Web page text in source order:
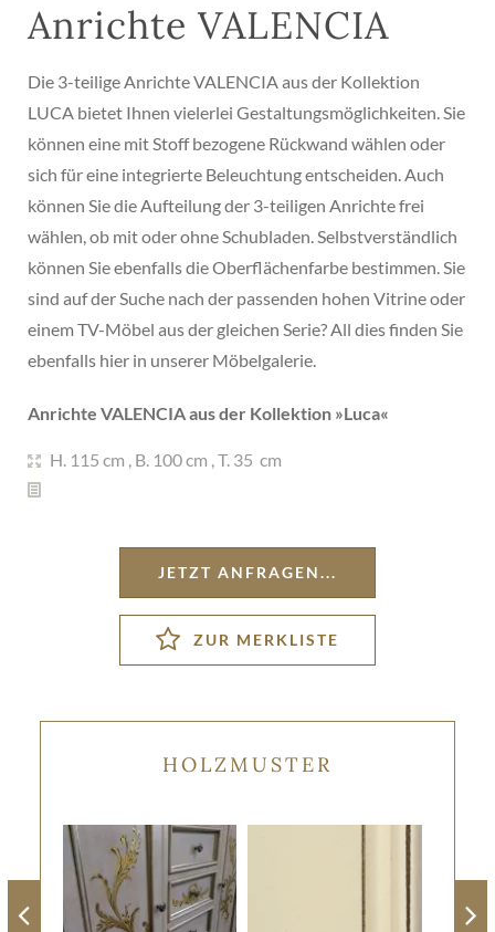
Anrichte VALENCIA
Die 3-teilige Anrichte VALENCIA aus der Kollektion
LUCA bietet Ihnen vielerlei Gestaltungsmöglichkeiten. Sie
können eine mit Stoff bezogene Rückwand wählen oder
sich für eine integrierte Beleuchtung entscheiden. Auch
können Sie die Aufteilung der 3-teiligen Anrichte frei
wählen, ob mit oder ohne Schubladen. Selbstverständlich
können Sie ebenfalls die Oberflächenfarbe bestimmen. Sie
sind auf der Suche nach der passenden hohen Vitrine oder
einem TV-Möbel aus der gleichen Serie? All dies finden Sie
ebenfalls hier in unserer Möbelgalerie.
Anrichte VALENCIA aus der Kollektion »Luca«
H. 115 cm , B. 100 cm ,T. 35 cm
JETZT ANFRAGEN...
HOLZMUSTER